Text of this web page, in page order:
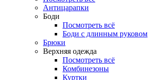
Антицарапки
Боди
Посмотреть всё
Боди с длинным руковом
Брюки
Верхняя одежда
Посмотреть всё
Комбинезоны
Куртки